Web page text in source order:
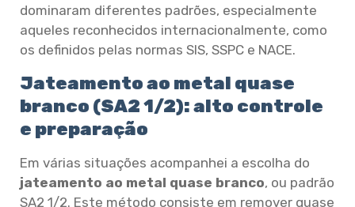
dominaram diferentes padrões, especialmente
aqueles reconhecidos internacionalmente, como
os definidos pelas normas SIS, SSPC e NACE.
Jateamento ao metal quase
branco (SA2 1/2): alto controle
e preparação
Em várias situações acompanhei a escolha do
jateamento ao metal quase branco, ou padrão
SA2 1/2. Este método consiste em remover quase